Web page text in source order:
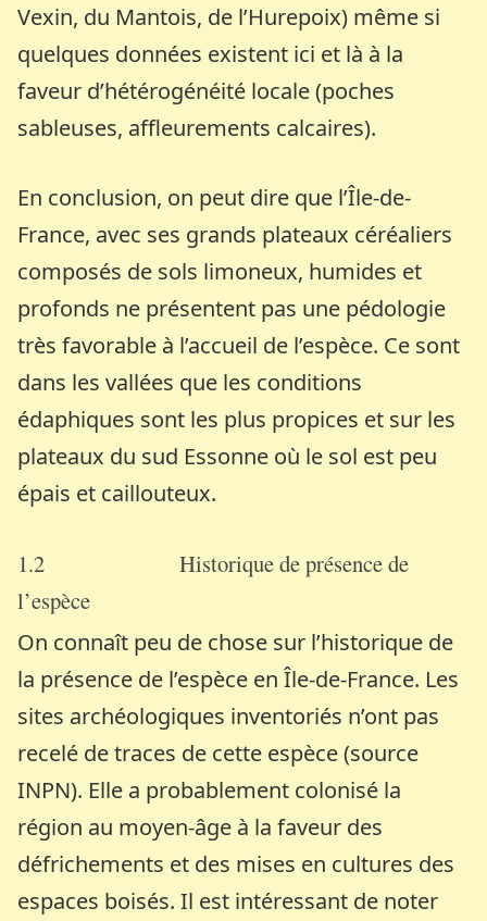
Vexin, du Mantois, de l’Hurepoix) même si
quelques données existent ici et là à la
faveur d’hétérogénéité locale (poches
sableuses, affleurements calcaires).
En conclusion, on peut dire que l’Île-de-
France, avec ses grands plateaux céréaliers
composés de sols limoneux, humides et
profonds ne présentent pas une pédologie
très favorable à l’accueil de l’espèce. Ce sont
dans les vallées que les conditions
édaphiques sont les plus propices et sur les
plateaux du sud Essonne où le sol est peu
épais et caillouteux.
1.2 Historique de présence de
l’espèce
On connaît peu de chose sur l’historique de
la présence de l’espèce en Île-de-France. Les
sites archéologiques inventoriés n’ont pas
recelé de traces de cette espèce (source
INPN). Elle a probablement colonisé la
région au moyen-âge à la faveur des
défrichements et des mises en cultures des
espaces boisés. Il est intéressant de noter